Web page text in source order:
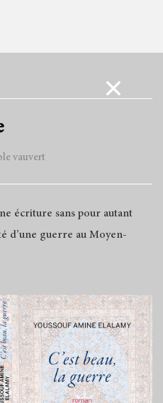
vauvert
écriture sans pour autant
d’une guerre au Moyen-